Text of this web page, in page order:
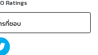
0 Ratings
รที่ชอบ